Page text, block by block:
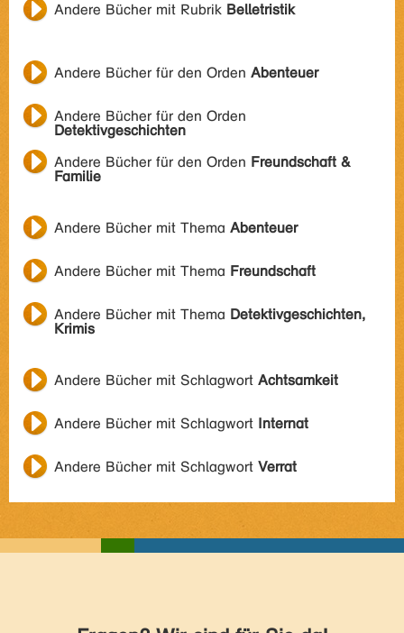
Andere Bücher mit Rubrik Belletristik
Andere Bücher für den Orden Abenteuer
Andere Bücher für den Orden
Detektivgeschichten
Andere Bücher für den Orden Freundschaft &
Familie
Andere Bücher mit Thema Abenteuer
Andere Bücher mit Thema Freundschaft
Andere Bücher mit Thema Detektivgeschichten,
Krimis
Andere Bücher mit Schlagwort Achtsamkeit
Andere Bücher mit Schlagwort Internat
Andere Bücher mit Schlagwort Verrat